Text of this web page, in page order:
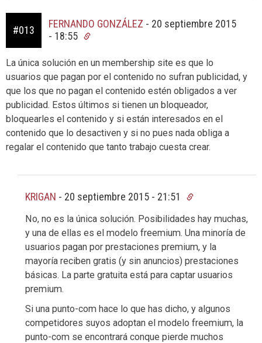
#013
FERNANDO GONZÁLEZ - 20 septiembre 2015
- 18:55
La única solución en un membership site es que lo
usuarios que pagan por el contenido no sufran publicidad, y
que los que no pagan el contenido estén obligados a ver
publicidad. Estos últimos si tienen un bloqueador,
bloquearles el contenido y si están interesados en el
contenido que lo desactiven y si no pues nada obliga a
regalar el contenido que tanto trabajo cuesta crear.
KRIGAN - 20 septiembre 2015 - 21:51
No, no es la única solución. Posibilidades hay muchas,
y una de ellas es el modelo freemium. Una minoría de
usuarios pagan por prestaciones premium, y la
mayoría reciben gratis (y sin anuncios) prestaciones
básicas. La parte gratuita está para captar usuarios
premium.
Si una punto-com hace lo que has dicho, y algunos
competidores suyos adoptan el modelo freemium, la
punto-com se encontrará conque pierde muchos